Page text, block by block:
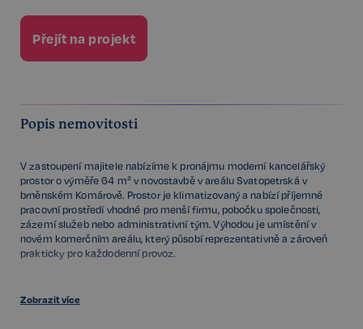
Přejít na projekt
Popis nemovitosti
V zastoupení majitele nabízíme k pronájmu moderní kancelářský
prostor o výměře 64 m² v novostavbě v areálu Svatopetrská v
brněnském Komárově. Prostor je klimatizovaný a nabízí příjemné
pracovní prostředí vhodné pro menší firmu, pobočku společnosti,
zázemí služeb nebo administrativní tým. Výhodou je umístění v
novém komerčním areálu, který působí reprezentativně a zároveň
prakticky pro každodenní provoz.
nachází zastávka tramvaje, díky čemuž je centrum Brna i další části
Zobrazit více